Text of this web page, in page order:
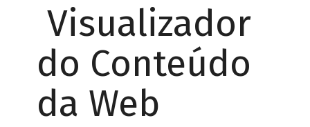
Visualizador
do Conteúdo
da Web